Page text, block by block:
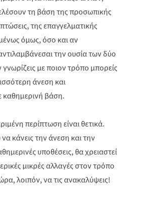
τη βάση της προσωπικής
της επαγγελματικής
όμως, όσο και αν
την ουσία των δύο
με ποιον τρόπο μπορείς
άνεση και
καθημερινή βάση.
περίπτωση είναι θετικά.
κάνεις την άνεση και την
υποθέσεις, θα χρειαστεί
μικρές αλλαγές στον τρόπο
λοιπόν, να τις ανακαλύψεις!